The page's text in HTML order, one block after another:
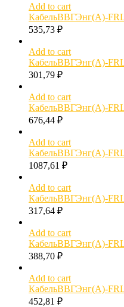
Add to cart
КабельВВГЭнг(А)-
535,73 ₽
Add to cart
КабельВВГЭнг(А)-
301,79 ₽
Add to cart
КабельВВГЭнг(А)-
676,44 ₽
Add to cart
КабельВВГЭнг(А)-
1087,61 ₽
Add to cart
КабельВВГЭнг(А)-
317,64 ₽
Add to cart
КабельВВГЭнг(А)-
388,70 ₽
Add to cart
КабельВВГЭнг(А)-
452,81 ₽